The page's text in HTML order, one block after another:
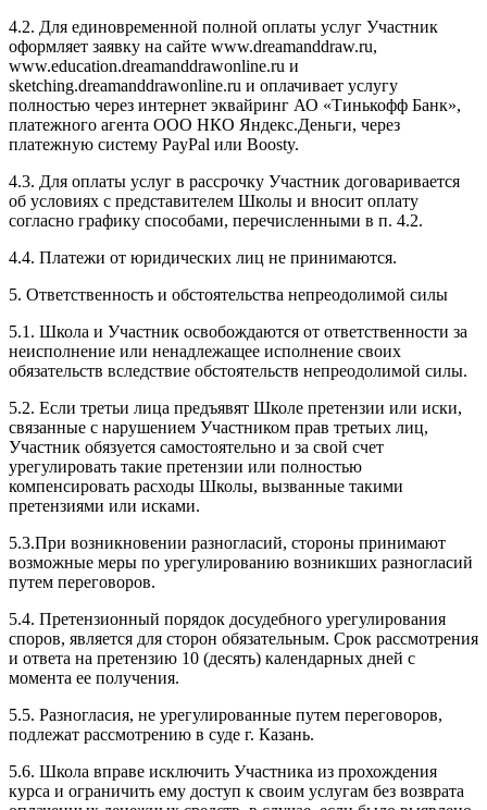
4.2. Для единовременной полной оплаты услуг Участник
оформляет заявку на сайте www.dreamanddraw.ru,
www.education.dreamanddrawonline.ru и
sketching.dreamanddrawonline.ru и оплачивает услугу
полностью через интернет эквайринг АО «Тинькофф Банк»,
платежного агента ООО НКО Яндекс.Деньги, через
платежную систему PayPal или Boosty.
4.3. Для оплаты услуг в рассрочку Участник договаривается
об условиях с представителем Школы и вносит оплату
согласно графику способами, перечисленными в п. 4.2.
4.4. Платежи от юридических лиц не принимаются.
5. Ответственность и обстоятельства непреодолимой силы
5.1. Школа и Участник освобождаются от ответственности за
неисполнение или ненадлежащее исполнение своих
обязательств вследствие обстоятельств непреодолимой силы.
5.2. Если третьи лица предъявят Школе претензии или иски,
связанные с нарушением Участником прав третьих лиц,
Участник обязуется самостоятельно и за свой счет
урегулировать такие претензии или полностью
компенсировать расходы Школы, вызванные такими
претензиями или исками.
5.3.При возникновении разногласий, стороны принимают
возможные меры по урегулированию возникших разногласий
путем переговоров.
5.4. Претензионный порядок досудебного урегулирования
споров, является для сторон обязательным. Срок рассмотрения
и ответа на претензию 10 (десять) календарных дней с
момента ее получения.
5.5. Разногласия, не урегулированные путем переговоров,
подлежат рассмотрению в суде г. Казань.
5.6. Школа вправе исключить Участника из прохождения
курса и ограничить ему доступ к своим услугам без возврата